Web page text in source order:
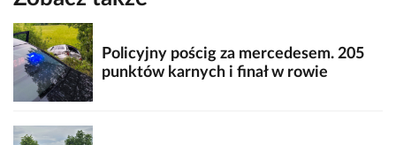
Policyjny pościg za mercedesem. 205
punktów karnych i finał w rowie